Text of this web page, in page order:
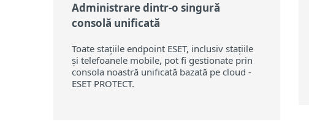
Administrare dintr-o singură
consolă unificată
Toate stațiile endpoint ESET, inclusiv stațiile
și telefoanele mobile, pot fi gestionate prin
consola noastră unificată bazată pe cloud -
ESET PROTECT.